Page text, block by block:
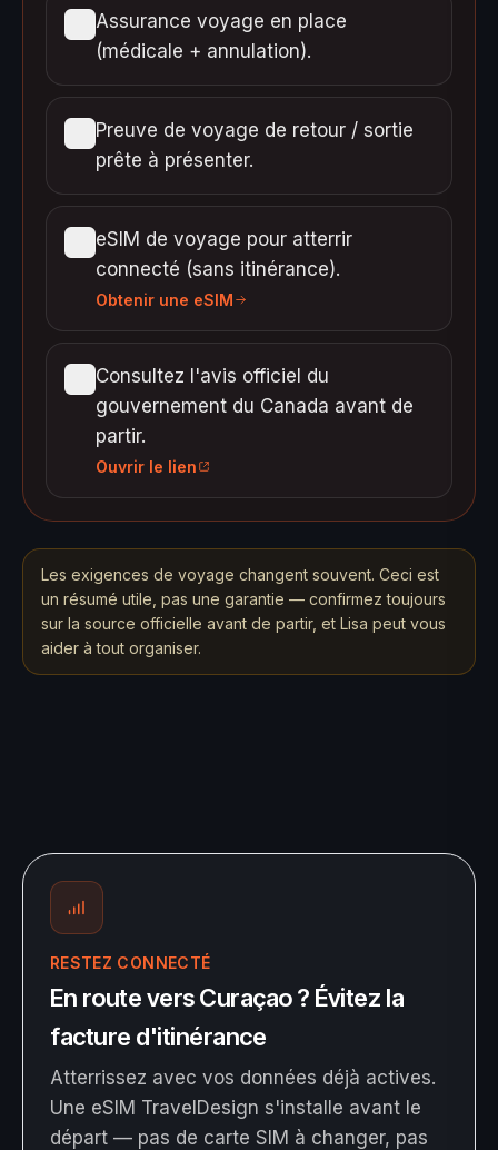
Assurance voyage en place
(médicale + annulation).
Preuve de voyage de retour / sortie
prête à présenter.
eSIM de voyage pour atterrir
connecté (sans itinérance).
Obtenir une eSIM
Consultez l'avis officiel du
gouvernement du Canada avant de
partir.
Ouvrir le lien
Les exigences de voyage changent souvent. Ceci est
un résumé utile, pas une garantie — confirmez toujours
sur la source officielle avant de partir, et Lisa peut vous
aider à tout organiser.
RESTEZ CONNECTÉ
En route vers Curaçao ? Évitez la
facture d'itinérance
Atterrissez avec vos données déjà actives.
Une eSIM TravelDesign s'installe avant le
départ — pas de carte SIM à changer, pas